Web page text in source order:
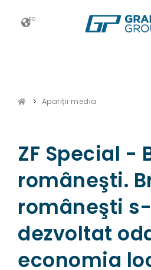
RO
NOUTATI
ESG
CONTACT
Apariții media
ZF Special -
româneşti.
româneşti
dezvoltat
economia